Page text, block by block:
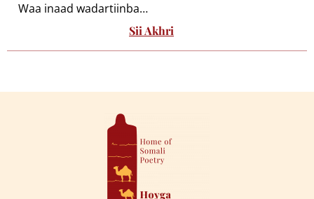
Waa inaad wadartiinba
Wacdi sheekh iyo waano
Waddada diinta wanaagsan
Wacdigay hadlayeenbaan
Ku weeleeyey dhagtayda
Anoo waansamayoo
Wadaad fiicanna show ah
Sii Akhri